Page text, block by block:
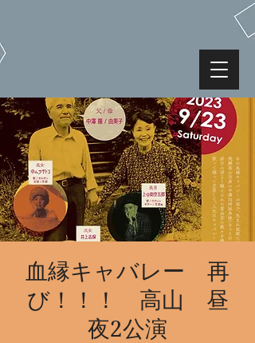
血縁キャバレー 再
び！！！ 高山 昼
夜2公演